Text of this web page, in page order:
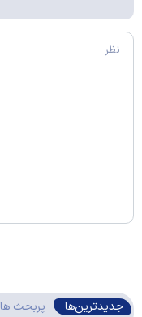
جدیدترین‌ها پربحث ها